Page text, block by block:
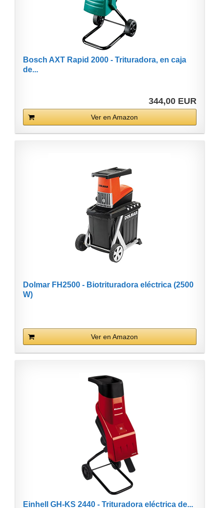
Bosch AXT Rapid 2000 - Trituradora, en caja
de...
344,00 EUR
Ver en Amazon
Dolmar FH2500 - Biotrituradora eléctrica (2500
W)
Ver en Amazon
Einhell GH-KS 2440 - Trituradora eléctrica de...